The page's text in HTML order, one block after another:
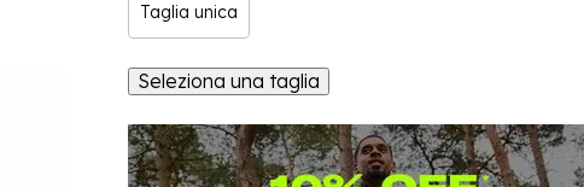
Taglia unica
Seleziona una taglia